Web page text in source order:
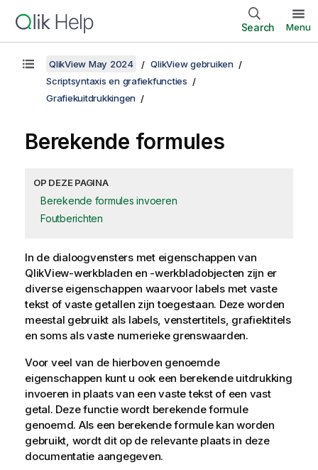
Search Menu
QlikView May 2024
QlikView gebruiken
Scriptsyntaxis en grafiekfuncties
Grafiekuitdrukkingen
Berekende formules
OP DEZE PAGINA
Berekende formules invoeren
Foutberichten
In de dialoogvensters met eigenschappen van
QlikView-werkbladen en -werkbladobjecten zijn er
diverse eigenschappen waarvoor labels met vaste
tekst of vaste getallen zijn toegestaan. Deze worden
meestal gebruikt als labels, venstertitels, grafiektitels
en soms als vaste numerieke grenswaarden.
Voor veel van de hierboven genoemde
eigenschappen kunt u ook een berekende uitdrukking
invoeren in plaats van een vaste tekst of een vast
getal. Deze functie wordt berekende formule
genoemd. Als een berekende formule kan worden
gebruikt, wordt dit op de relevante plaats in deze
documentatie aangegeven.